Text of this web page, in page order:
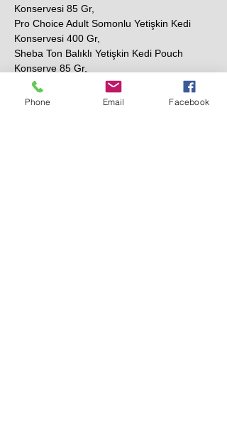
Konservesi 85 Gr,
Pro Choice Adult Somonlu Yetişkin Kedi
Konservesi 400 Gr,
Sheba Ton Balıklı Yetişkin Kedi Pouch
Konserve 85 Gr,
N&D Prime Tavuklu ve Narlı Tahılsız Yetişkin
Kedi Konservesi 80 Gr,
Phone Email Facebook